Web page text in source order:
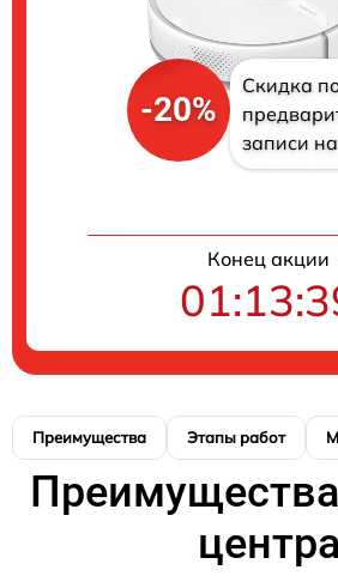
-20%
Скидка
записи
Конец акции
Преимущества Этапы работ
центра